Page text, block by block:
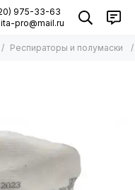
975-33-63
pro@mail.ru
Респираторы и полумаски